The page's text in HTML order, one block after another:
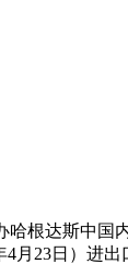
达斯中国
23日）进